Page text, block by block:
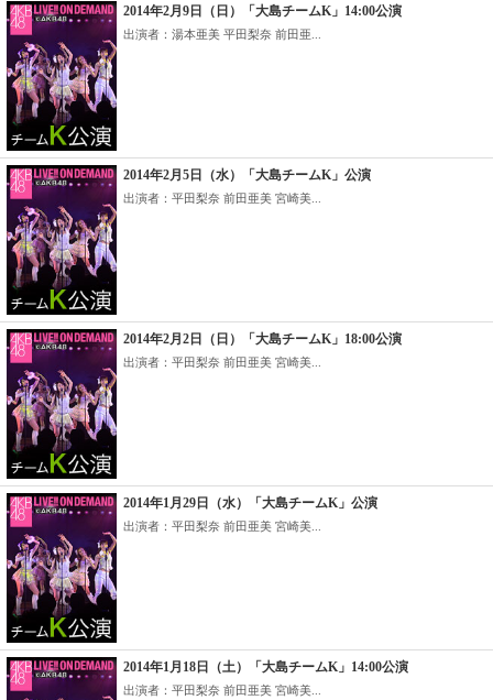
2014年2月9日（日）「大島チームK」14:00公演
出演者：湯本亜美 平田梨奈 前田亜...
2014年2月5日（水）「大島チームK」公演
出演者：平田梨奈 前田亜美 宮崎美...
2014年2月2日（日）「大島チームK」18:00公演
出演者：平田梨奈 前田亜美 宮崎美...
2014年1月29日（水）「大島チームK」公演
出演者：平田梨奈 前田亜美 宮崎美...
2014年1月18日（土）「大島チームK」14:00公演
出演者：平田梨奈 前田亜美 宮崎美...